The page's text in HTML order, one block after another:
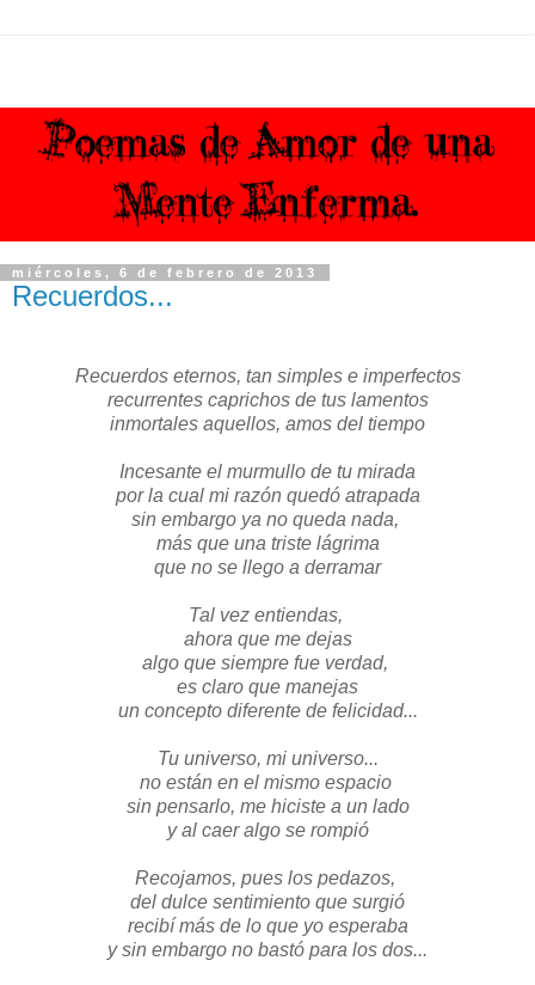
miércoles, 6 de febrero de 2013
Recuerdos...
Recuerdos eternos, tan simples e imperfectos
recurrentes caprichos de tus lamentos
inmortales aquellos, amos del tiempo
Incesante el murmullo de tu mirada
por la cual mi razón quedó atrapada
sin embargo ya no queda nada,
más que una triste lágrima
que no se llego a derramar
Tal vez entiendas,
ahora que me dejas
algo que siempre fue verdad,
es claro que manejas
un concepto diferente de felicidad...
Tu universo, mi universo...
no están en el mismo espacio
sin pensarlo, me hiciste a un lado
y al caer algo se rompió
Recojamos, pues los pedazos,
del dulce sentimiento que surgió
recibí más de lo que yo esperaba
y sin embargo no bastó para los dos...